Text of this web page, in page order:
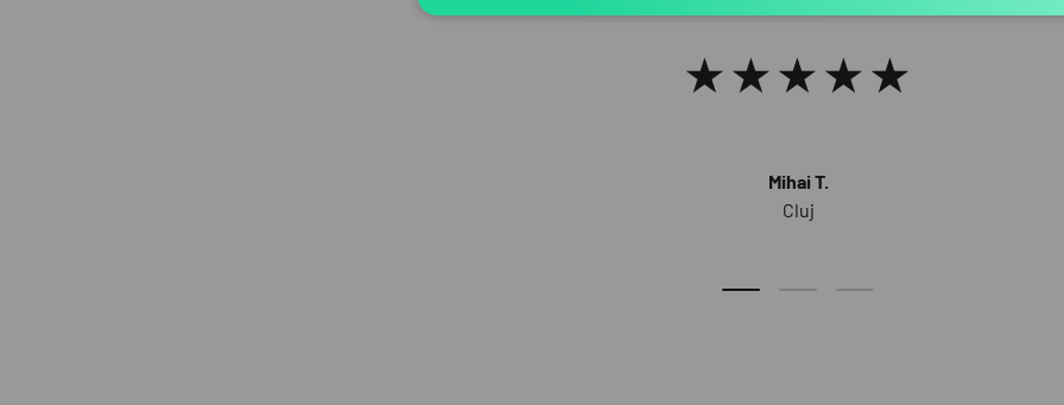
★★★★★
Mihai T.
Cluj